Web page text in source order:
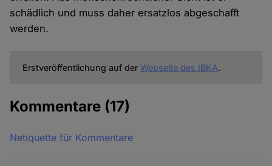
schädlich und muss daher ersatzlos abgeschafft
werden.
Erstveröffentlichung auf der Webseite des IBKA.
Kommentare (17)
Netiquette für Kommentare